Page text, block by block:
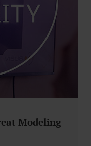
Modeling